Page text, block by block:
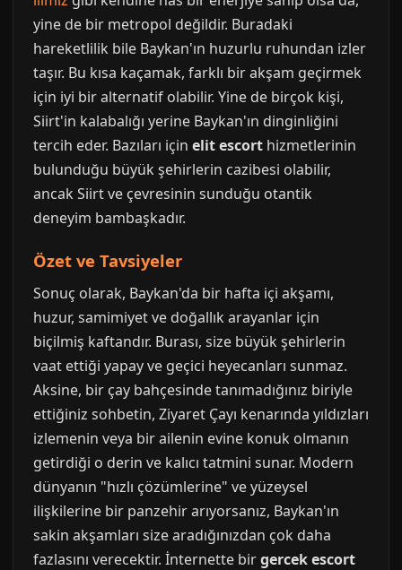
yine de bir metropol değildir. Buradaki
hareketlilik bile Baykan'ın huzurlu ruhundan izler
taşır. Bu kısa kaçamak, farklı bir akşam geçirmek
için iyi bir alternatif olabilir. Yine de birçok kişi,
Siirt'in kalabalığı yerine Baykan'ın dinginliğini
tercih eder. Bazıları için elit escort hizmetlerinin
bulunduğu büyük şehirlerin cazibesi olabilir,
ancak Siirt ve çevresinin sunduğu otantik
deneyim bambaşkadır.
Özet ve Tavsiyeler
Sonuç olarak, Baykan'da bir hafta içi akşamı,
huzur, samimiyet ve doğallık arayanlar için
biçilmiş kaftandır. Burası, size büyük şehirlerin
vaat ettiği yapay ve geçici heyecanları sunmaz.
Aksine, bir çay bahçesinde tanımadığınız biriyle
ettiğiniz sohbetin, Ziyaret Çayı kenarında yıldızları
izlemenin veya bir ailenin evine konuk olmanın
getirdiği o derin ve kalıcı tatmini sunar. Modern
dünyanın "hızlı çözümlerine" ve yüzeysel
ilişkilerine bir panzehir arıyorsanız, Baykan'ın
sakin akşamları size aradığınızdan çok daha
fazlasını verecektir. İnternette birgercek escort